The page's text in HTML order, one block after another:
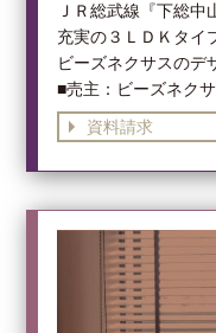
ＪＲ総武線『下総
充実の３ＬＤＫタイ
ビーズネクサスのデ
■売主：ビーズネク
資料請求